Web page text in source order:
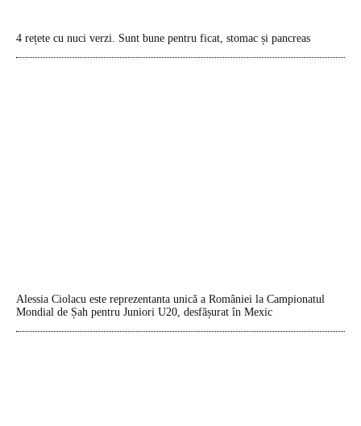
4 rețete cu nuci verzi. Sunt bune pentru ficat, stomac și pancreas
Alessia Ciolacu este reprezentanta unică a României la Campionatul
Mondial de Șah pentru Juniori U20, desfășurat în Mexic